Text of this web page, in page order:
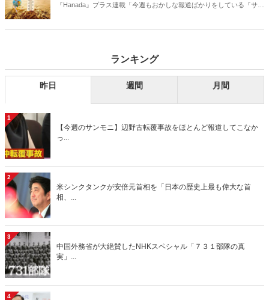
『Hanada』プラス連載「今週もおかしな報道ばかりをしている『サン
ランキング
昨日 週間 月間
1
【今週のサンモニ】辺野古転覆事故をほとんど報道してこなか
っ...
2
米シンクタンクが安倍元首相を「日本の歴史上最も偉大な首
相、...
3
中国外務省が大絶賛したNHKスペシャル「７３１部隊の真
実」...
4